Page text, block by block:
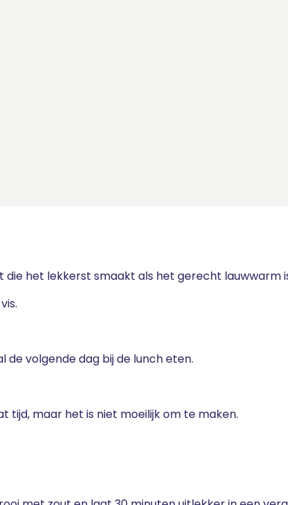
die het lekkerst smaakt als het gerecht lauwwarm
de volgende dag bij de lunch eten.
maar het is niet moeilijk om te maken.